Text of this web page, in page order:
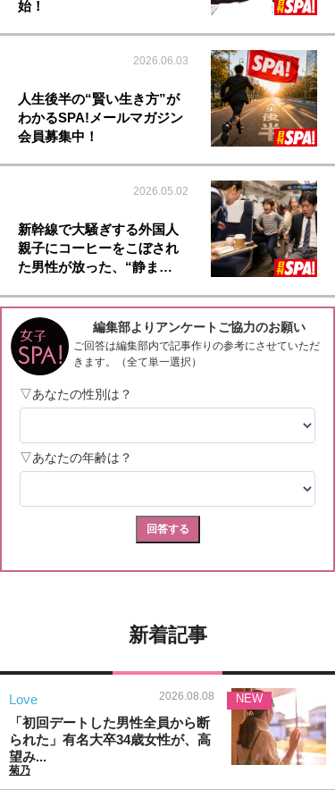
始！
2026.06.03
人生後半の“賢い生き方”が
わかるSPA!メールマガジン
会員募集中！
2026.05.02
新幹線で大騒ぎする外国人
親子にコーヒーをこぼされ
た男性が放った、“静ま…
新着記事
Love 2026.08.08
「初回デートした男性全員から断
られた」有名大卒34歳女性が、高
望み...
菊乃
NEW